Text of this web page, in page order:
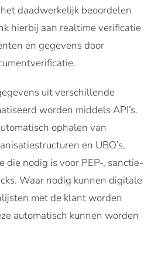
daadwerkelijk beoordelen
hierbij aan realtime verificatie
en gegevens door
uit verschillende
worden middels API’s.
ophalen van
en UBO’s,
die nodig is voor PEP-, sanctie-
Waar nodig kunnen digitale
met de klant worden
automatisch kunnen worden